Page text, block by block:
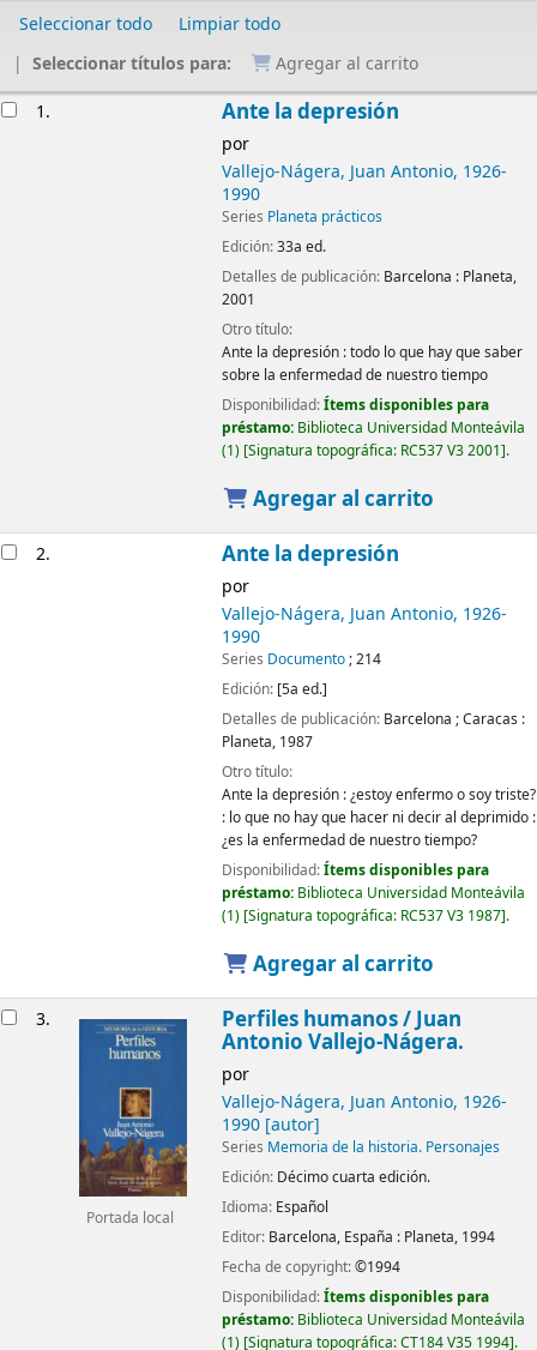
Seleccionar todo
Limpiar todo
Seleccionar títulos para:
Agregar al carrito
1. Ante la depresión
por
Vallejo-Nágera, Juan Antonio, 1926-
1990
Series Planeta prácticos
Edición:33a ed.
Detalles de publicación: Barcelona : Planeta,
2001
Otro título:
Ante la depresión : todo lo que hay que saber
sobre la enfermedad de nuestro tiempo
Disponibilidad:Ítems disponibles para
préstamo: Biblioteca Universidad Monteávila
(1) Signatura topográfica: RC537 V3 2001 .
Agregar al carrito
2. Ante la depresión
por
Vallejo-Nágera, Juan Antonio, 1926-
1990
Series Documento; 214
Edición: [5a ed.]
Detalles de publicación: Barcelona ; Caracas :
Planeta, 1987
Otro título:
Ante la depresión : ¿estoy enfermo o soy triste?
: lo que no hay que hacer ni decir al deprimido :
¿es la enfermedad de nuestro tiempo?
Disponibilidad:Ítems disponibles para
préstamo: Biblioteca Universidad Monteávila
(1) Signatura topográfica: RC537 V3 1987 .
Agregar al carrito
3.
Portada local
Perfiles humanos /Juan
Antonio Vallejo-Nágera.
por
Vallejo-Nágera, Juan Antonio, 1926-
1990[autor]
Series Memoria de la historia. Personajes
Edición: Décimo cuarta edición.
Idioma: Español
Editor: Barcelona, España : Planeta, 1994
Fecha de copyright:©1994
Disponibilidad:Ítems disponibles para
préstamo: Biblioteca Universidad Monteávila
(1) Signatura topográfica:CT184 V35 1994 .